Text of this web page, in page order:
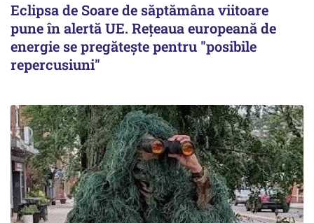
Eclipsa de Soare de săptămâna viitoare
pune în alertă UE. Rețeaua europeană de
energie se pregătește pentru "posibile
repercusiuni"